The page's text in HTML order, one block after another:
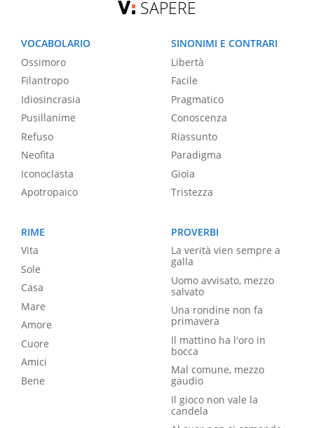
SAPERE
VOCABOLARIO
Ossimoro
Filantropo
Idiosincrasia
Pusillanime
Refuso
Neofita
Iconoclasta
Apotropaico
SINONIMI E CONTRARI
Libertà
Facile
Pragmatico
Conoscenza
Riassunto
Paradigma
Gioia
Tristezza
RIME
Vita
Sole
Casa
Mare
Amore
Cuore
Amici
Bene
PROVERBI
La verità vien sempre a
galla
Uomo avvisato, mezzo
salvato
Una rondine non fa
primavera
Il mattino ha l'oro in
bocca
Mal comune, mezzo
gaudio
Il gioco non vale la
candela